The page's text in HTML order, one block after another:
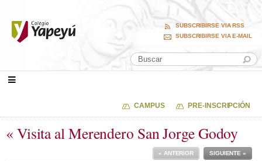
SUBSCRIBIRSE VIA RSS
SUBSCRIBIRSE VIA E-MAIL
CAMPUS PRE-INSCRIPCIÓN
« Visita al Merendero San Jorge Godoy
SIGUIENTE »
« ANTERIOR